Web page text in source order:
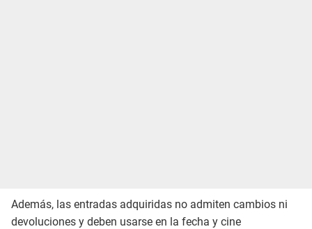
Además, las entradas adquiridas no admiten cambios ni
devoluciones y deben usarse en la fecha y cine